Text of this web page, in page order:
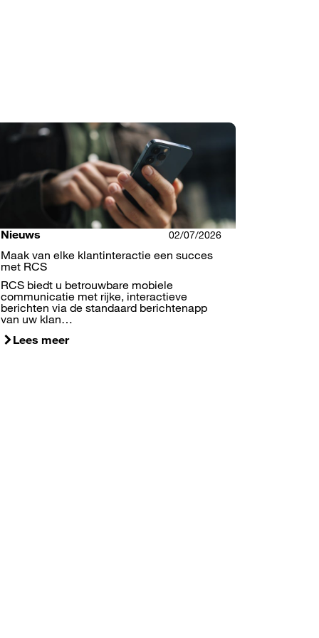
Nieuws 02/07/2026
Maak van elke klantinteractie een succes
met RCS
RCS biedt u betrouwbare mobiele
communicatie met rijke, interactieve
berichten via de standaard berichtenapp
van uw klan…
Lees meer